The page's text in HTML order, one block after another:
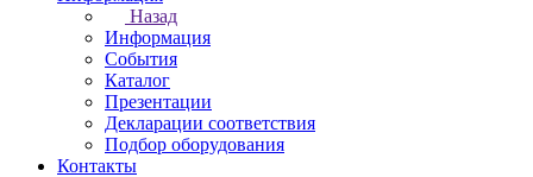
Назад
Информация
События
Каталог
Презентации
Декларации соответствия
Подбор оборудования
Контакты